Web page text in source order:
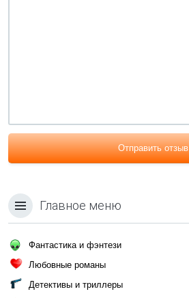
Отправить отзыв
Главное меню
Фантастика и фэнтези
Любовные романы
Детективы и триллеры